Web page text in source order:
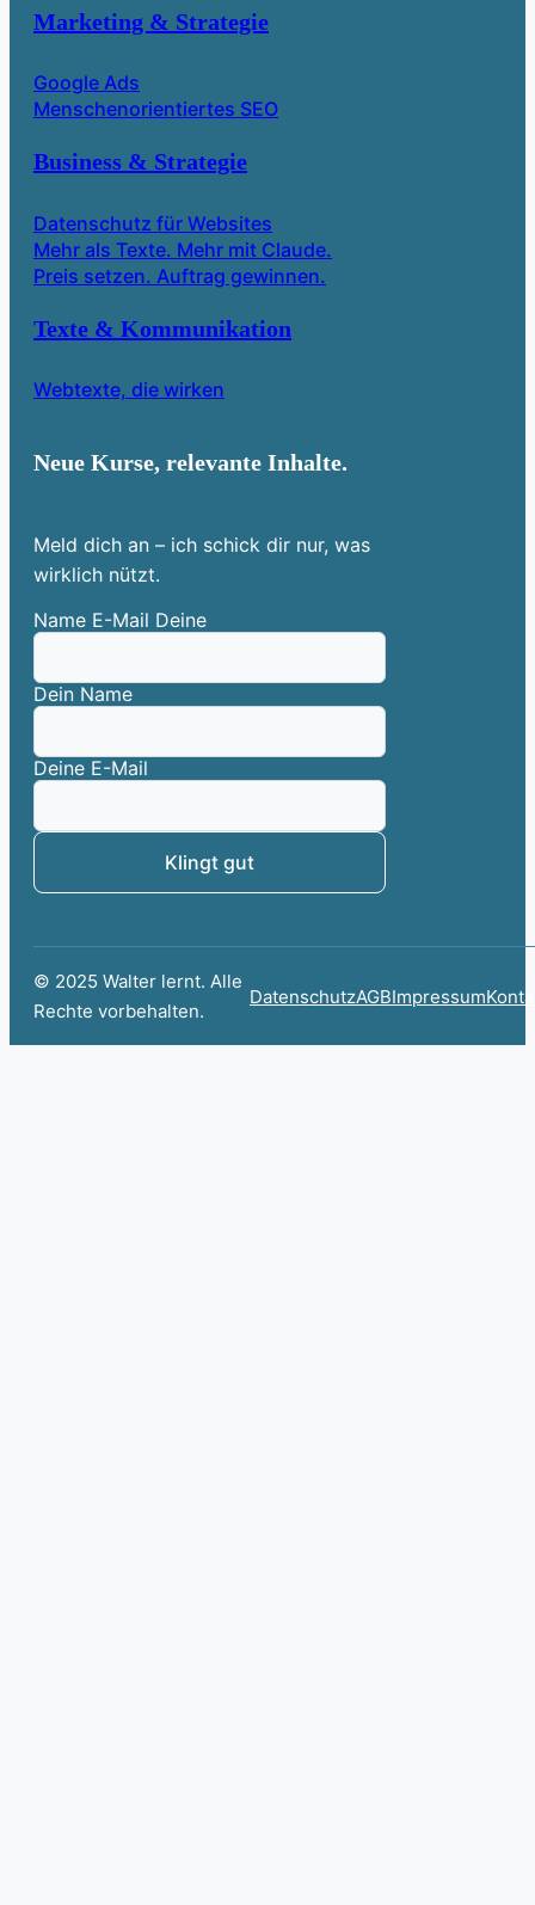
Marketing & Strategie
Google Ads
Menschenorientiertes SEO
Business & Strategie
Datenschutz für Websites
Mehr als Texte. Mehr mit Claude.
Preis setzen. Auftrag gewinnen.
Texte & Kommunikation
Webtexte, die wirken
Neue Kurse, relevante Inhalte.
Meld dich an – ich schick dir nur, was
wirklich nützt.
Name E-Mail Deine
Dein Name
Deine E-Mail
Klingt gut
© 2025 Walter lernt. Alle
Rechte vorbehalten.
DatenschutzAGBImpressum